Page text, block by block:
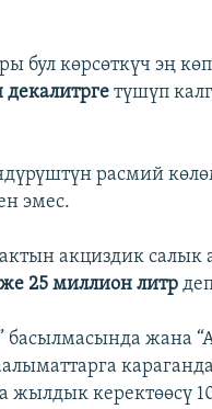
бул көрсөткүч эң
декалитргетүшүп
расмий
эмес.
акциздик салык
25 миллион литр
басылмасында жана
жылдык керектөөсү